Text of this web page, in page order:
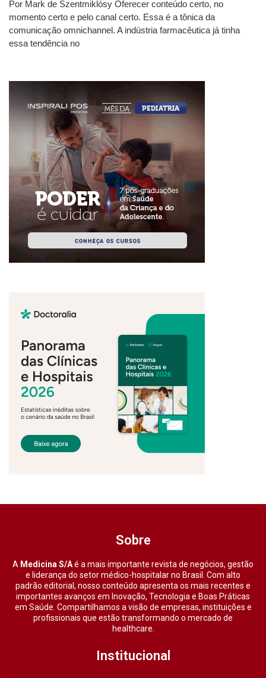
Por Mark de Szentmiklósy Oferecer conteúdo certo, no
momento certo e pelo canal certo. Essa é a tônica da
comunicação omnichannel. A indústria farmacêutica já tinha
essa tendência no
Sobre
A Medicina S/Aé a mais importante revista de negócios, gestão
e liderança do setor médico-hospitalar no Brasil. Com alto
padrão editorial, nosso conteúdo apresenta os mais recentes e
importantes avanços em Inovação, Tecnologia e Boas Práticas
em Saúde. Compartilhamos a visão de empresas, instituições e
profissionais que estão transformando o mercado de
healthcare.
Institucional